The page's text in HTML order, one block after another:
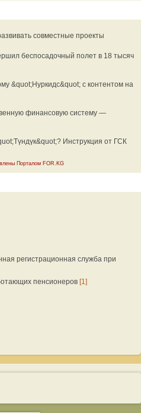
совместные проекты
беспосадочный полет в 18 тысяч
&quot;Нуркидс&quot; с контентом на
финансовую систему —
Инструкция от ГСК
Порталом FOR.KG
регистрационная служба при
пенсионеров [1]